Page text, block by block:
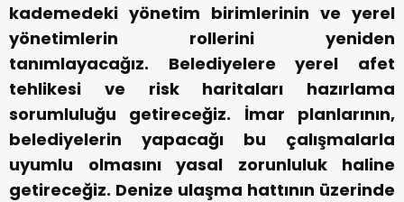
kademedeki yönetim birimlerinin ve yerel
yönetimlerin rollerini yeniden
tanımlayacağız. Belediyelere yerel afet
tehlikesi ve risk haritaları hazırlama
sorumluluğu getireceğiz. İmar planlarının,
belediyelerin yapacağı bu çalışmalarla
uyumlu olmasını yasal zorunluluk haline
getireceğiz. Denize ulaşma hattının üzerinde